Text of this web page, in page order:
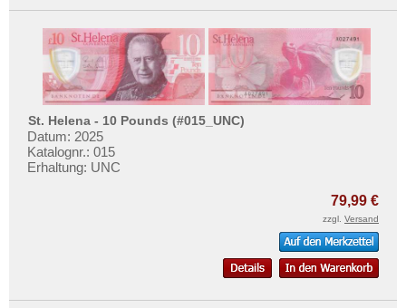
St. Helena - 10 Pounds (#015_UNC)
Datum: 2025
Katalognr.: 015
Erhaltung: UNC
79,99 €
zzgl. Versand